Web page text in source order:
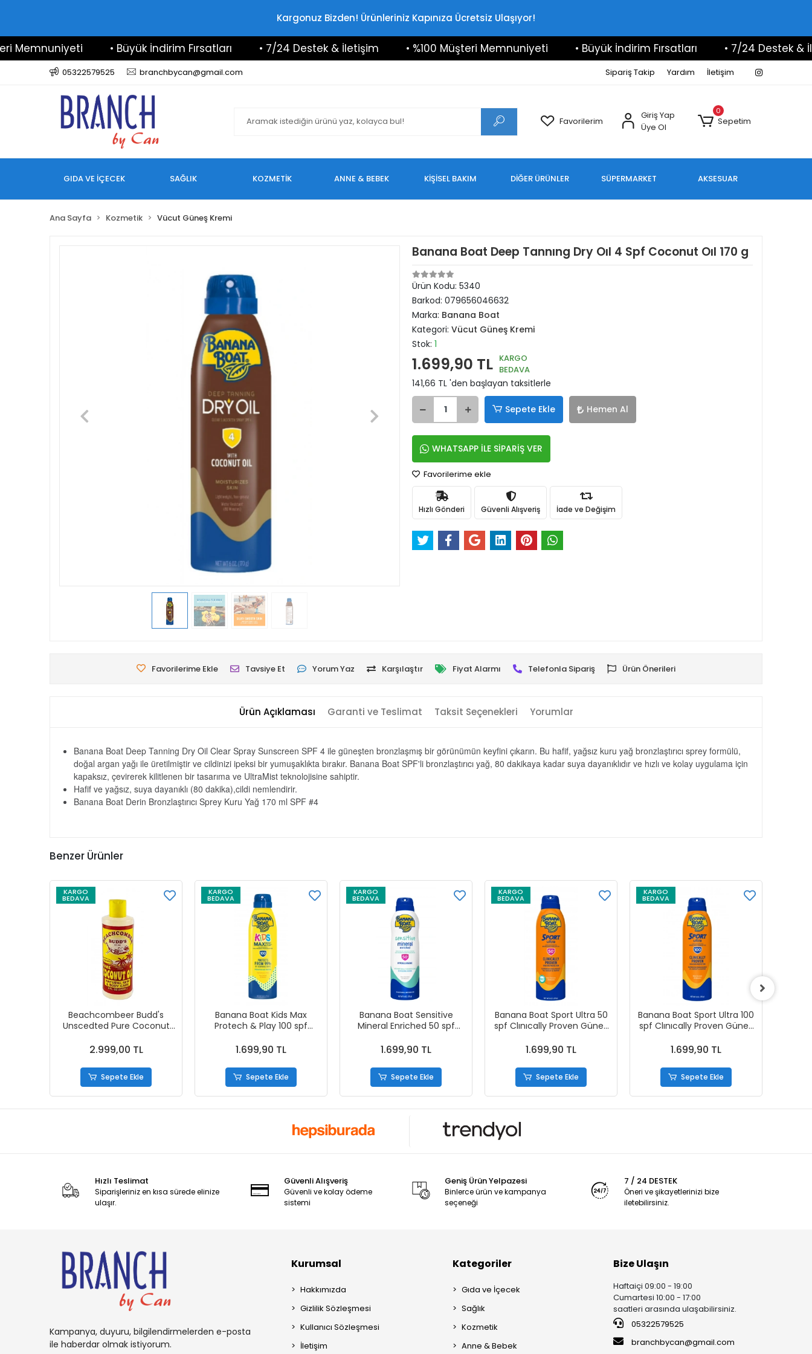
Kargonuz Bizden! Ürünleriniz Kapınıza Ücretsiz Ulaşıyor!
• Büyük İndirim Fırsatları • 7/24 Destek & İletişim • %100 Müşteri Memnuniyeti • Büyük İndirim Fırsatları • 7/24 Destek &
05322579525 branchbycan@gmail.com Sipariş Takip Yardım İletişim
Favorilerim
Giriş Yap
Üye Ol
0
Sepetim
GIDA VE İÇECEK SAĞLIK KOZMETİK ANNE & BEBEK KİŞİSEL BAKIM DİĞER ÜRÜNLER SÜPERMARKET AKSESUAR
Ana Sayfa Kozmetik Vücut Güneş Kremi
Banana Boat Deep Tannıng Dry Oıl 4 Spf Coconut Oıl 170 g
Ürün Kodu: 5340
Barkod: 079656046632
Marka: Banana Boat
Kategori: Vücut Güneş Kremi
Stok: 1
1.699,90 TL KARGO
BEDAVA
141,66 TL 'den başlayan taksitlerle
Sepete Ekle Hemen Al
WHATSAPP İLE SİPARİŞ VER
Favorilerime ekle
Hızlı Gönderi Güvenli Alışveriş İade ve Değişim
Favorilerime Ekle Tavsiye Et Yorum Yaz Karşılaştır Fiyat Alarmı Telefonla Sipariş Ürün Önerileri
Ürün Açıklaması Garanti ve Teslimat Taksit Seçenekleri Yorumlar
Banana Boat Deep Tanning Dry Oil Clear Spray Sunscreen SPF 4 ile güneşten bronzlaşmış bir görünümün keyfini çıkarın. Bu hafif, yağsız kuru yağ bronzlaştırıcı sprey formülü,
doğal argan yağı ile üretilmiştir ve cildinizi ipeksi bir yumuşaklıkta bırakır. Banana Boat SPF'li bronzlaştırıcı yağ, 80 dakikaya kadar suya dayanıklıdır ve hızlı ve kolay uygulama için
kapaksız, çevirerek kilitlenen bir tasarıma ve UltraMist teknolojisine sahiptir.
Hafif ve yağsız, suya dayanıklı (80 dakika),cildi nemlendirir.
Banana Boat Derin Bronzlaştırıcı Sprey Kuru Yağ 170 ml SPF #4
Benzer Ürünler
KARGO
BEDAVA
Beachcombeer Budd's
Unscedted Pure Coconut
240 ml
2.999,00 TL
Sepete Ekle
KARGO
BEDAVA
Banana Boat Kids Max
Protech & Play 100 spf
170g
1.699,90 TL
Sepete Ekle
KARGO
BEDAVA
Banana Boat Sensitive
Mineral Enriched 50 spf
170 g
1.699,90 TL
Sepete Ekle
KARGO
BEDAVA
Banana Boat Sport Ultra 50
spf Clınıcally Proven Güneş
1.699,90 TL
Sepete Ekle
KARGO
BEDAVA
Banana Boat Sport Ultra 100
spf Clınıcally Proven Güneş
1.699,90 TL
Sepete Ekle
Hızlı Teslimat
Siparişleriniz en kısa sürede elinize
ulaşır.
Güvenli Alışveriş
Güvenli ve kolay ödeme
sistemi
Geniş Ürün Yelpazesi
Binlerce ürün ve kampanya
seçeneği
7 / 24 DESTEK
Öneri ve şikayetlerinizi bize
iletebilirsiniz.
Kampanya, duyuru, bilgilendirmelerden e-posta
ile haberdar olmak istiyorum.
Kurumsal
Hakkımızda
Gizlilik Sözleşmesi
Kullanıcı Sözleşmesi
İletişim
Kategoriler
Gıda ve İçecek
Sağlık
Kozmetik
Anne & Bebek
Bize Ulaşın
Haftaiçi 09:00 - 19:00
Cumartesi 10:00 - 17:00
saatleri arasında ulaşabilirsiniz.
05322579525
branchbycan@gmail.com